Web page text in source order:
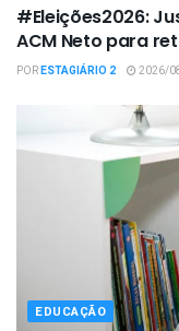
#Eleições2026:
ACM Neto para
PORESTAGIÁRIO 2 2026/
EDUCAÇÃO